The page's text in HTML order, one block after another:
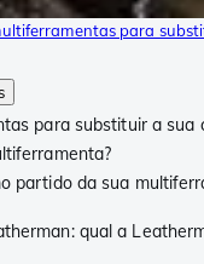
para substituir a sua
partido da sua
qual a
para